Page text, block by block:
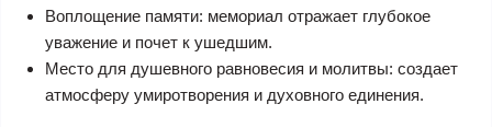
Воплощение памяти: мемориал отражает глубокое
уважение и почет к ушедшим.
Место для душевного равновесия и молитвы: создает
атмосферу умиротворения и духовного единения.